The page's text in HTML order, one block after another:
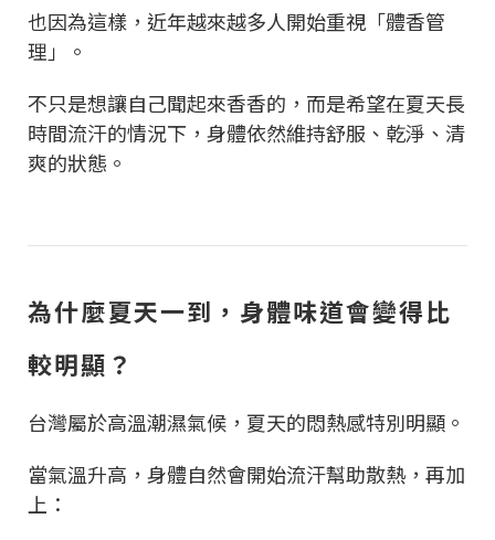
也因為這樣，近年越來越多人開始重視「體香管
理」。
不只是想讓自己聞起來香香的，而是希望在夏天長
時間流汗的情況下，身體依然維持舒服、乾淨、清
爽的狀態。
為什麼夏天一到，身體味道會變得比
較明顯？
台灣屬於高溫潮濕氣候，夏天的悶熱感特別明顯。
當氣溫升高，身體自然會開始流汗幫助散熱，再加
上：